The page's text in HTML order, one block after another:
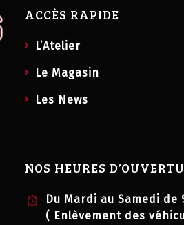
ACCÈS RAPIDE
L’Atelier
Le Magasin
Les News
NOS HEURES
Du Mardi au Samedi de
( Enlèvement des